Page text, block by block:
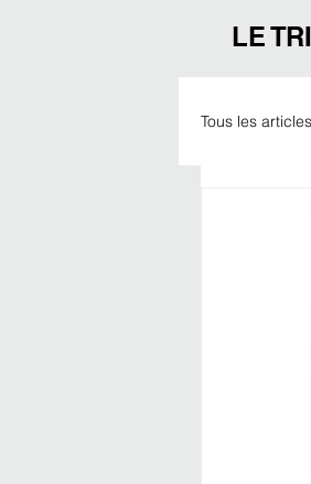
LE
Tous les articles